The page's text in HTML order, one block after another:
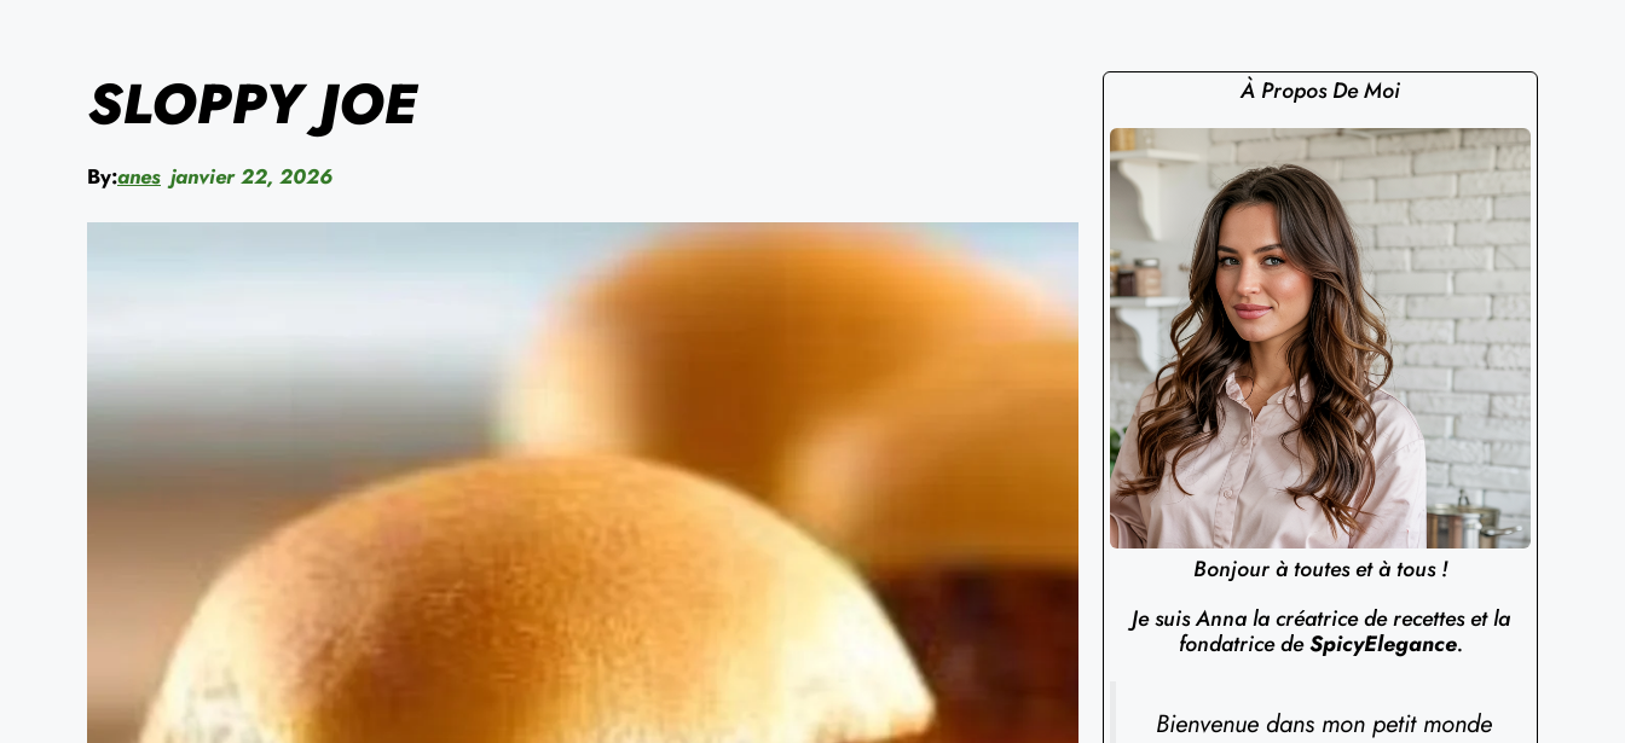
SLOPPY JOE
By:anes janvier 22, 2026
À Propos De Moi
Bonjour à toutes et à tous !
Je suis Anna la créatrice de recettes et la
fondatrice deSpicyElegance.
Bienvenue dans mon petit monde